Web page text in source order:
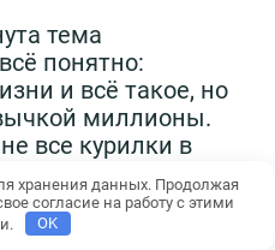
тема
понятно:
и всё такое, но
миллионы.
все курилки в
(теперь
то в Европе
где можно
хранения данных. Продолжая
согласие на работу с этими
OK